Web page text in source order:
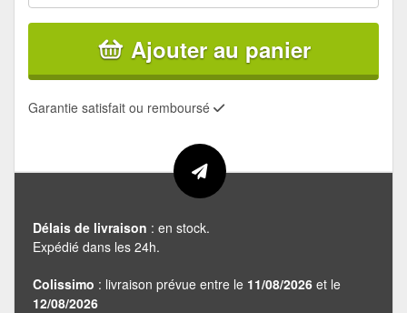
Ajouter au panier
Garantie satisfait ou remboursé
Délais de livraison : en stock.
Expédié dans les 24h.
Colissimo : livraison prévue entre le 11/08/2026 et le
12/08/2026